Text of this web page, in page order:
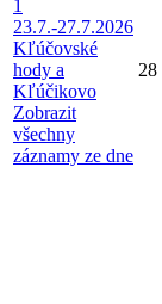
1
23.7.-27.7.2026
Kľúčovské
hody a
Kľúčikovo
Zobrazit
všechny
záznamy ze dne
28